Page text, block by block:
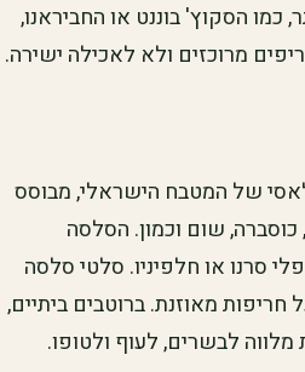
כמו הסקוץ' בוננט או החביראנו,
מרוכזים ולא לאכילה ישירה.
של המטבח הישראלי, מבוסס
שום וכמון. הסלסה
סרנו או חלפיניו. סלטי סלסה
חריפות מאוזנת. ברוטבים ביתיים,
לבשרים, לעוף ולטופו.